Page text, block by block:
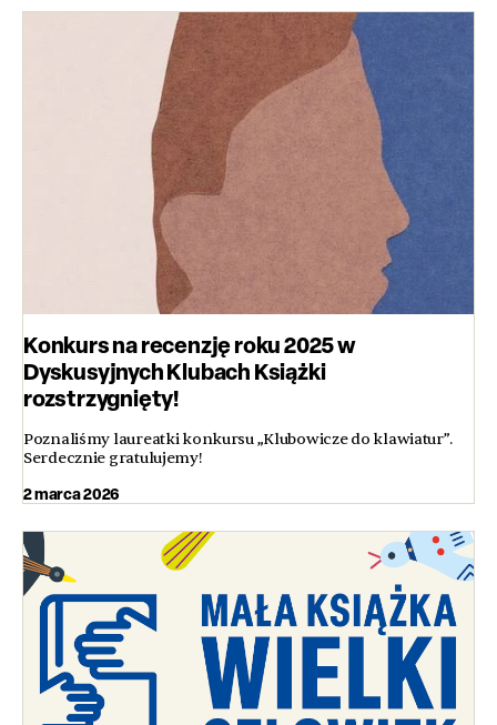
Konkurs na recenzję roku 2025 w
Dyskusyjnych Klubach Książki
rozstrzygnięty!
Poznaliśmy laureatki konkursu „Klubowicze do klawiatur”.
Serdecznie gratulujemy!
2 marca 2026